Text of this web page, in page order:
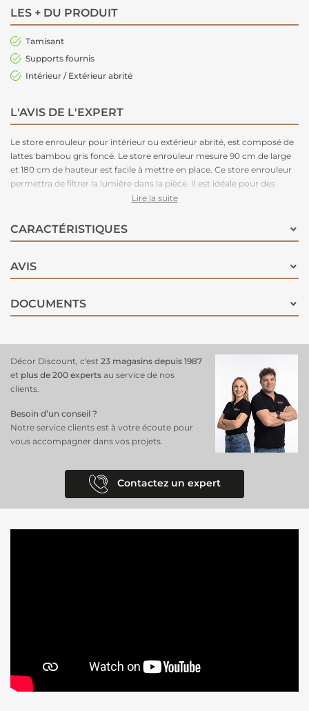
LES + DU PRODUIT
Tamisant
Supports fournis
Intérieur / Extérieur abrité
L'AVIS DE L'EXPERT
Le store enrouleur pour intérieur ou extérieur abrité, est composé de
lattes bambou gris foncé. Le store enrouleur mesure 90 cm de large
et 180 cm de hauteur est facile à mettre en place. Ce store enrouleur
permettra de filtrer la lumière dans la pièce. Il est idéale pour des
intérieurs ou des extérieurs abrités. Ne pas laisser dans une pièce
Lire la suite
CARACTÉRISTIQUES
AVIS
DOCUMENTS
Décor Discount, c'est 23 magasins depuis 1987
et plus de 200 experts au service de nos
clients.
Besoin d’un conseil ?
Notre service clients est à votre écoute pour
vous accompagner dans vos projets.
Contactez un expert